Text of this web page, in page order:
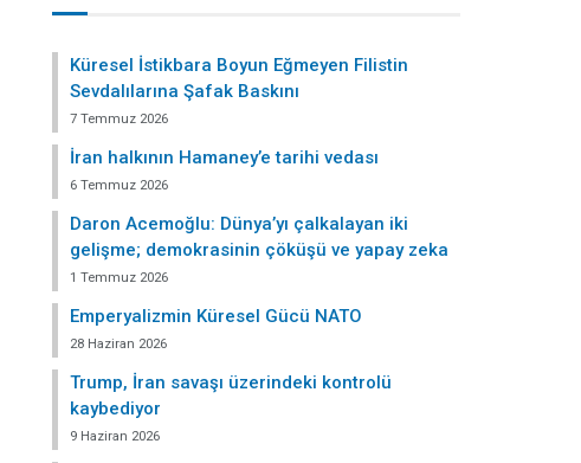
Küresel İstikbara Boyun Eğmeyen Filistin
Sevdalılarına Şafak Baskını
7 Temmuz 2026
İran halkının Hamaney’e tarihi vedası
6 Temmuz 2026
Daron Acemoğlu: Dünya’yı çalkalayan iki
gelişme; demokrasinin çöküşü ve yapay zeka
1 Temmuz 2026
Emperyalizmin Küresel Gücü NATO
28 Haziran 2026
Trump, İran savaşı üzerindeki kontrolü
kaybediyor
9 Haziran 2026